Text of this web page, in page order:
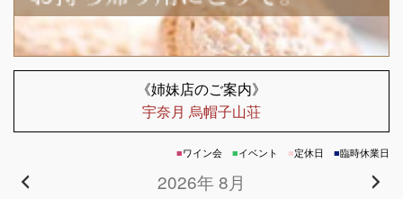
《姉妹店のご案内》
宇奈月 烏帽子山荘
■ワイン会 ■イベント ■定休日 ■臨時休業日
2026年 8月